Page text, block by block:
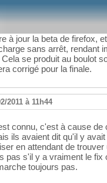
à jour la beta de firefox,
sans arrêt, rendant
se produit au boulot
corrigé pour la finale.
2011 à 11h44
connu, c'est à cause de
ils avaient dit qu'il y
en attendant de trouver
pas s'il y a vraiment le fix
toujours pas.